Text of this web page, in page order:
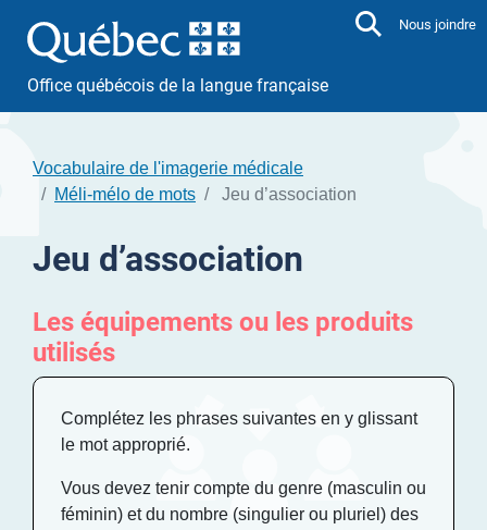
Office québécois de la langue française
Nous joindre
Vocabulaire de l'imagerie médicale
Méli-mélo de mots
Jeu d’association
Jeu d’association
Les équipements ou les produits
utilisés
Complétez les phrases suivantes en y glissant
le mot approprié.
Vous devez tenir compte du genre (masculin ou
féminin) et du nombre (singulier ou pluriel) des